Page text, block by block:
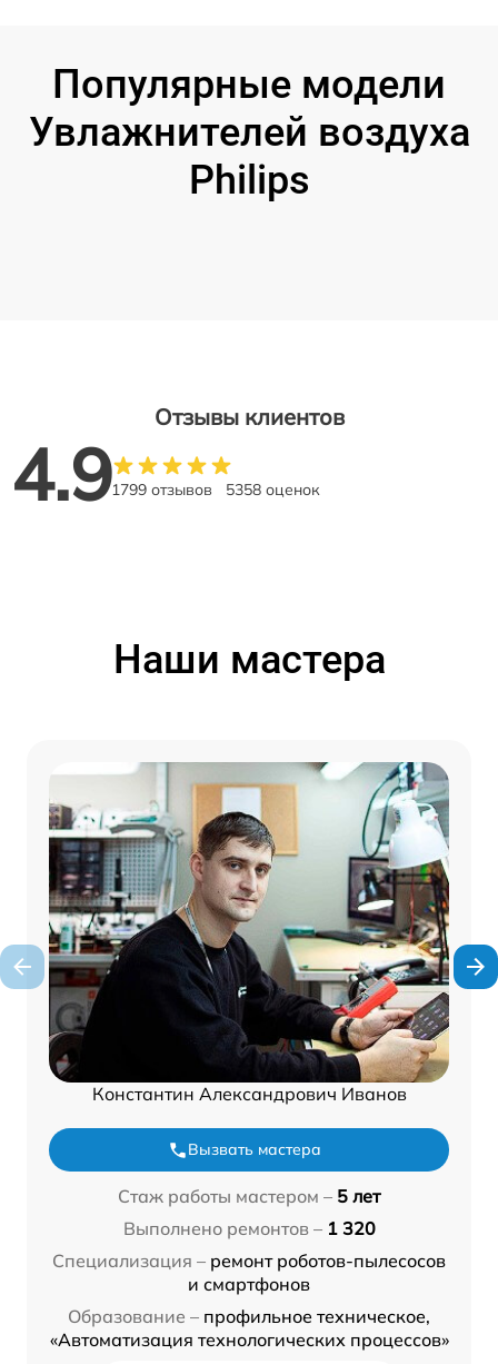
Популярные модели
Увлажнителей воздуха
Philips
Отзывы клиентов
4.91799 отзывов 5358 оценок
Наши мастера
Константин Александрович Иванов
Вызвать мастера
Стаж работы мастером – 5 лет
Выполнено ремонтов – 1 320
Специализация – ремонт роботов-пылесосов
и смартфонов
Образование – профильное техническое,
«Автоматизация технологических процессов»